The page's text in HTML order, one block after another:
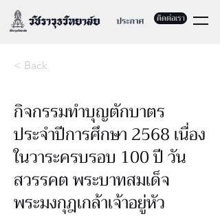
ติดต่อเรา
< Back
กิจกรรมทำบุญตักบาตร
ประจำปีการศึกษา 2568 เนื่อง
ในวาระครบรอบ 100 ปี วัน
สวรรคต พระบาทสมเด็จ
พระมงกุฎเกล้าเจ้าอยู่หัว